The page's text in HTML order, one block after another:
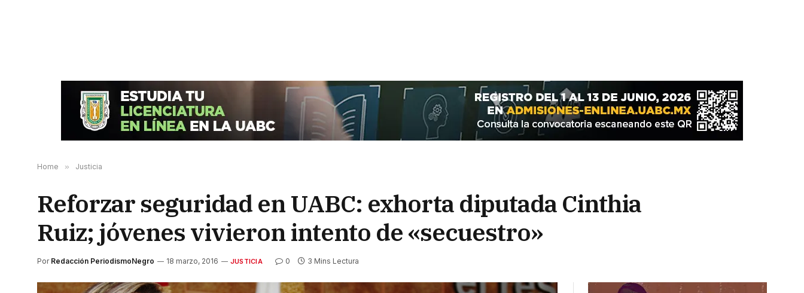
Home » Justicia
Reforzar seguridad en UABC: exhorta diputada Cinthia
Ruiz; jóvenes vivieron intento de «secuestro»
Por Redacción PeriodismoNegro 18 marzo, 2016 JUSTICIA 0 3 Mins Lectura